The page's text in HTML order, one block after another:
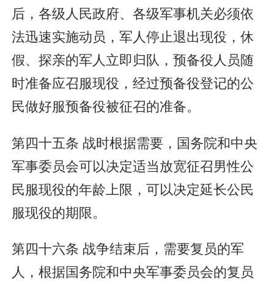
后，各级人民政府、各级军事机关必须依
法迅速实施动员，军人停止退出现役，休
假、探亲的军人立即归队，预备役人员随
时准备应召服现役，经过预备役登记的公
民做好服预备役被征召的准备。
第四十五条 战时根据需要，国务院和中央
军事委员会可以决定适当放宽征召男性公
民服现役的年龄上限，可以决定延长公民
服现役的期限。
第四十六条 战争结束后，需要复员的军
人，根据国务院和中央军事委员会的复员